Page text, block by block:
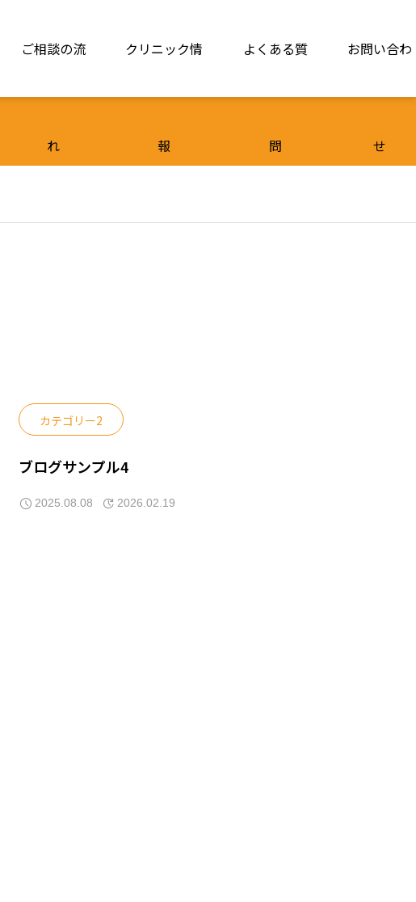
ご相談の流
れ
クリニック情
報
よくある質
問
お問い合わ
せ
カテゴリー2
ブログサンプル4
2025.08.08 2026.02.19